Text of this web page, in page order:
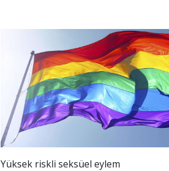
Yüksek riskli seksüel eylem